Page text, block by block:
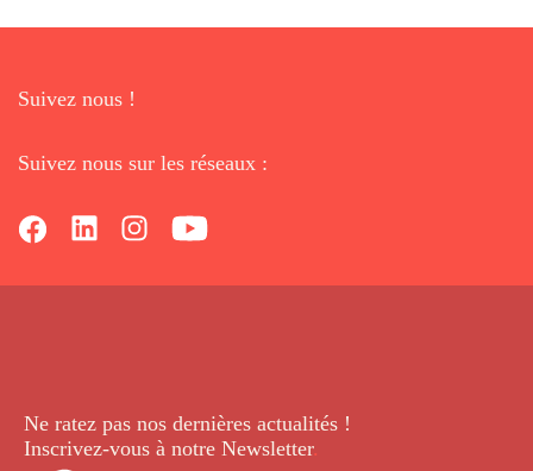
Suivez nous !
Suivez nous sur les réseaux :
Ne ratez pas nos dernières actualités !
Inscrivez-vous à notre Newsletter.